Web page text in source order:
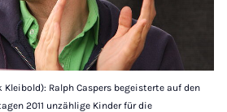
Ralph Caspers begeisterte auf den
2011 unzählige Kinder für die